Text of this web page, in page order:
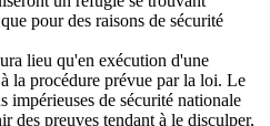
pour des raisons de sécurité
lieu qu'en exécution d'une
la procédure prévue par la loi. Le
impérieuses de sécurité nationale
des preuves tendant à le disculper,